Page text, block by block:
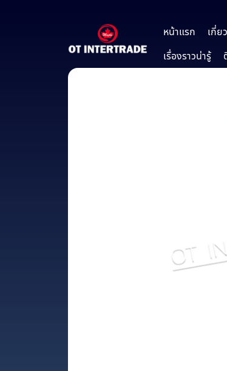
หน้าแรก เกี่ย
เรื่องราวน่ารู้